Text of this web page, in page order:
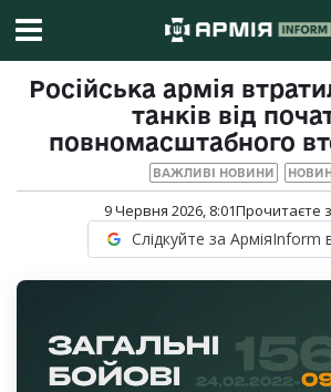
Російська армія
танків від
повномасштабного
ВАЖЛИВІ НОВИНИ
9 Червня 2026, 8:01Прочитаєте
Слідкуйте за АрміяInform